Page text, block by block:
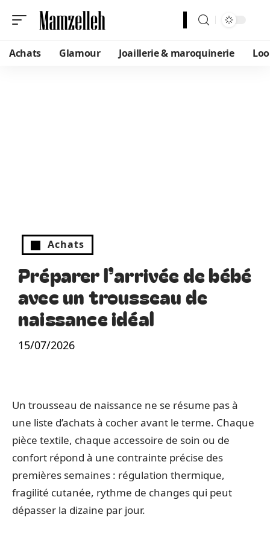
Achats Glamour Joaillerie & maroquinerie
Achats
Préparer l’arrivée de bébé
avec un trousseau de
naissance idéal
15/07/2026
Un trousseau de naissance ne se résume pas à
une liste d’achats à cocher avant le terme. Chaque
pièce textile, chaque accessoire de soin ou de
confort répond à une contrainte précise des
premières semaines : régulation thermique,
fragilité cutanée, rythme de changes qui peut
dépasser la dizaine par jour.